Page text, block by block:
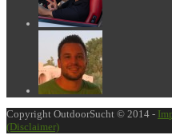
Copyright OutdoorSucht © 2014 -
(Disclaimer)